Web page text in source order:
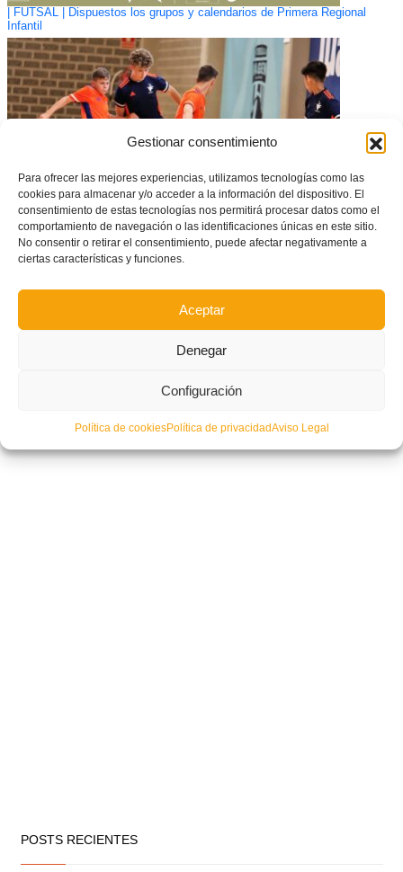
Gestionar consentimiento
Para ofrecer las mejores experiencias, utilizamos tecnologías como las
cookies para almacenar y/o acceder a la información del dispositivo. El
consentimiento de estas tecnologías nos permitirá procesar datos como el
comportamiento de navegación o las identificaciones únicas en este sitio.
No consentir o retirar el consentimiento, puede afectar negativamente a
ciertas características y funciones.
Aceptar
Denegar
Configuración
Política de cookiesPolítica de privacidadAviso Legal
| FUTSAL | Dispuestos los grupos y calendarios de Primera Regional
Infantil
Normas Generales e inscripciones en las competiciones de fútbol sala
POSTS RECIENTES